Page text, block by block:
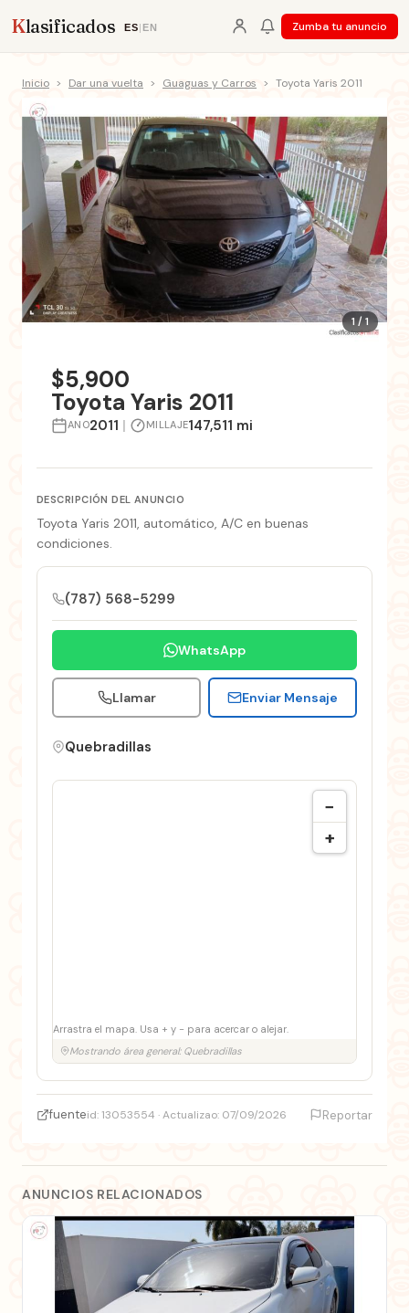
Klasificados ES| EN Zumba tu anuncio
Inicio > Dar una vuelta > Guaguas y Carros > Toyota Yaris 2011
1 / 1
$5,900
Toyota Yaris 2011
ANO2011 | MILLAJE147,511 mi
DESCRIPCIÓN DEL ANUNCIO
Toyota Yaris 2011, automático, A/C en buenas
condiciones.
(787) 568-5299
WhatsApp
Llamar Enviar Mensaje
Quebradillas
−
+
Arrastra el mapa. Usa + y − para acercar o alejar.
Mostrando área general: Quebradillas
fuenteid: 13053554 · Actualizao: 07/09/2026 Reportar
ANUNCIOS RELACIONADOS